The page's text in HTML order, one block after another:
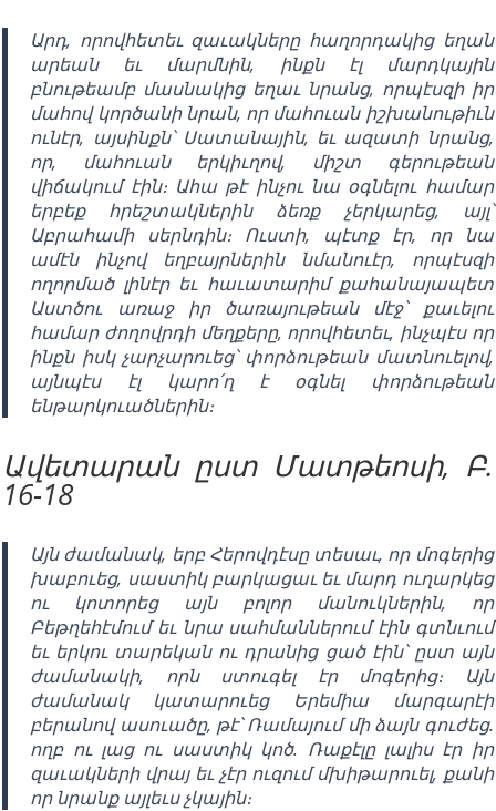
Արդ, որովհետեւ զաւակները հաղորդակից եղան
արեան եւ մարմնին, ինքն էլ մարդկային
բնութեամբ մասնակից եղաւ նրանց, որպէսզի իր
մահով կործանի նրան, որ մահուան իշխանութիւն
ունէր, այսինքն՝ Սատանային, եւ ազատի նրանց,
որ, մահուան երկիւղով, միշտ գերութեան
վիճակում էին։ Ահա թէ ինչու նա օգնելու համար
երբեք հրեշտակներին ձեռք չերկարեց, այլ՝
Աբրահամի սերնդին։ Ուստի, պէտք էր, որ նա
ամէն ինչով եղբայրներին նմանուէր, որպէսզի
ողորմած լինէր եւ հաւատարիմ քահանայապետ
Աստծու առաջ իր ծառայութեան մէջ՝ քաւելու
համար ժողովրդի մեղքերը, որովհետեւ, ինչպէս որ
ինքն իսկ չարչարուեց՝ փորձութեան մատնուելով,
այնպէս էլ կարո՛ղ է օգնել փորձութեան
ենթարկուածներին։
Ավետարան ըստ Մատթեոսի, Բ.
16-18
Այն ժամանակ, երբ Հերովդէսը տեսաւ, որ մոգերից
խաբուեց, սաստիկ բարկացաւ եւ մարդ ուղարկեց
ու կոտորեց այն բոլոր մանուկներին, որ
Բեթղեհէմում եւ նրա սահմաններում էին գտնւում
եւ երկու տարեկան ու դրանից ցած էին՝ ըստ այն
ժամանակի, որն ստուգել էր մոգերից։ Այն
ժամանակ կատարուեց Երեմիա մարգարէի
բերանով ասուածը, թէ՝ Ռամայում մի ձայն գուժեց.
ողբ ու լաց ու սաստիկ կոծ. Ռաքէլը լալիս էր իր
զաւակների վրայ եւ չէր ուզում մխիթարուել, քանի
որ նրանք այլեւս չկային։